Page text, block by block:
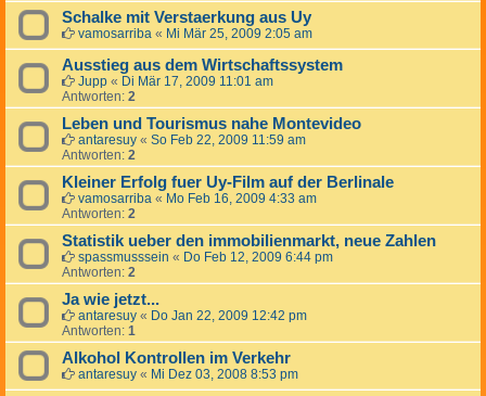
Schalke mit Verstaerkung aus Uy
vamosarriba « Mi Mär 25, 2009 2:05 am
Ausstieg aus dem Wirtschaftssystem
Jupp « Di Mär 17, 2009 11:01 am
Antworten: 2
Leben und Tourismus nahe Montevideo
antaresuy « So Feb 22, 2009 11:59 am
Antworten: 2
Kleiner Erfolg fuer Uy-Film auf der Berlinale
vamosarriba « Mo Feb 16, 2009 4:33 am
Antworten: 2
Statistik ueber den immobilienmarkt, neue Zahlen
spassmusssein « Do Feb 12, 2009 6:44 pm
Antworten: 2
Ja wie jetzt...
antaresuy « Do Jan 22, 2009 12:42 pm
Antworten: 1
Alkohol Kontrollen im Verkehr
antaresuy « Mi Dez 03, 2008 8:53 pm